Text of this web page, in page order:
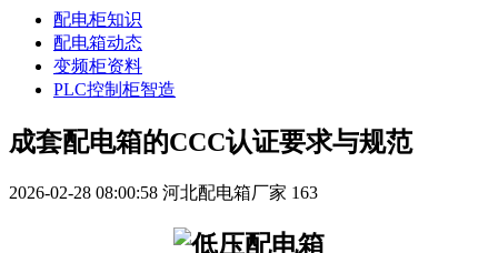
配电柜知识
配电箱动态
变频柜资料
PLC控制柜智造
成套配电箱的CCC认证要求与规范
2026-02-28 08:00:58 河北配电箱厂家 163